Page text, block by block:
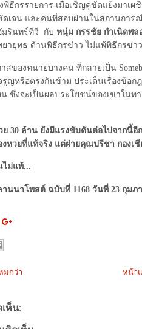
พิธีกรรายการ เมื่อเชิญคู่ขัดแย้งมาเ
ดเจน และคนที่สอบผ่านในสถานการ
มรินทร์ทีวี
กับ หนุ่ม กรรชัย กำเนิดพล
ยายุทธ ด้านพิธีกรข่าว ไม่แพ้พิธีกรข่า
าสของทนายบางคน ที่กลายเป็น
รูญหรือตรงกันข้าม ประเด็นเรื่องข้อ
น ซึ่งจะเป็นผลประโยชน์ของเขาในท
ย 30 ล้าน ยังมีแรงขับดันต่อไปจากนี้อี
หวยที่แท้จริง แต่ฝ่ายคุณปรีชา กองเ
ม่แพ้...
นนาโพสต์ ฉบับที่ 1168 วันที่ 23 กุมภ
ม่กว่า หน้า
ห็น: